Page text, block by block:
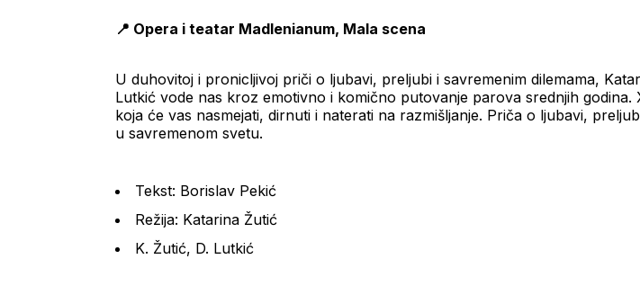
📍 Opera i teatar Madlenianum, Mala scena
U duhovitoj i pronicljivoj priči o ljubavi, preljubi i savremenim dilemama,
Lutkić vode nas kroz emotivno i komično putovanje parova srednjih godina.
koja će vas nasmejati, dirnuti i naterati na razmišljanje. Priča o ljubavi,
u savremenom svetu.
Tekst: Borislav Pekić
Režija: Katarina Žutić
K. Žutić, D. Lutkić